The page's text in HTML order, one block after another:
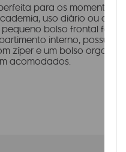
para os momentos
uso diário ou até
bolso frontal
interno, possui
zíper e um bolso
acomodados.